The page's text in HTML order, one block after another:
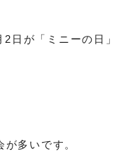
日が「ミニーの日」
多いです。